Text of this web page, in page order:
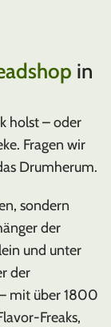
in
holst – oder
Fragen wir
Drumherum.
sondern
der
und unter
der
mit über 1800
Freaks,